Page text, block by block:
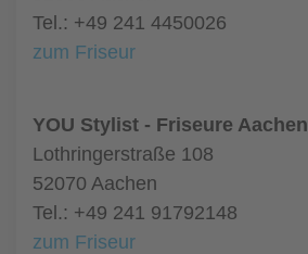
Tel.: +49 241 4450026
zum Friseur
YOU Stylist - Friseure Aachen
Lothringerstraße 108
52070 Aachen
Tel.: +49 241 91792148
zum Friseur